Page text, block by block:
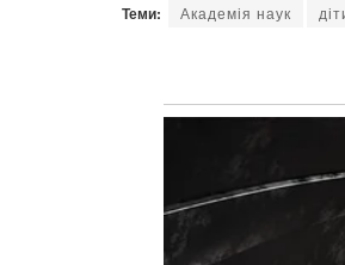
Теми: Академія наук